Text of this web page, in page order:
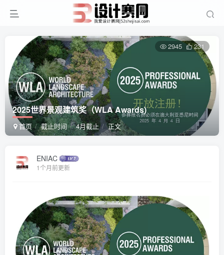
2025世界景观建筑奖（WLA Awards)
首页 截止时间 4月截止 正文
2945 231
ENIAC
1个月前更新